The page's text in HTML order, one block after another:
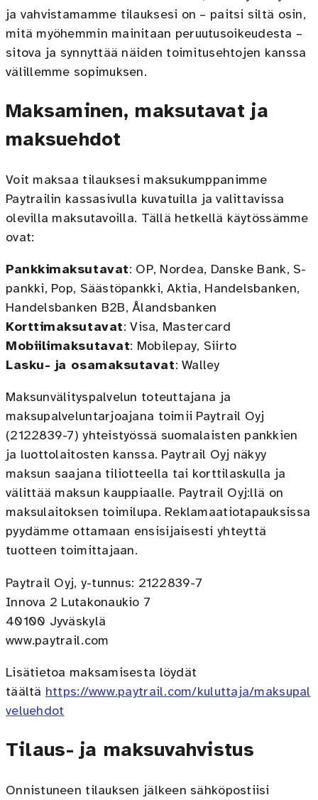
ja vahvistamamme tilauksesi on – paitsi siltä osin,
mitä myöhemmin mainitaan peruutusoikeudesta –
sitova ja synnyttää näiden toimitusehtojen kanssa
välillemme sopimuksen.
Maksaminen, maksutavat ja
maksuehdot
Voit maksaa tilauksesi maksukumppanimme
Paytrailin kassasivulla kuvatuilla ja valittavissa
olevilla maksutavoilla. Tällä hetkellä käytössämme
ovat:
Pankkimaksutavat: OP, Nordea, Danske Bank, S-
pankki, Pop, Säästöpankki, Aktia, Handelsbanken,
Handelsbanken B2B, Ålandsbanken
Korttimaksutavat: Visa, Mastercard
Mobiilimaksutavat: Mobilepay, Siirto
Lasku- ja osamaksutavat: Walley
Maksunvälityspalvelun toteuttajana ja
maksupalveluntarjoajana toimii Paytrail Oyj
(2122839-7) yhteistyössä suomalaisten pankkien
ja luottolaitosten kanssa. Paytrail Oyj näkyy
maksun saajana tiliotteella tai korttilaskulla ja
välittää maksun kauppiaalle. Paytrail Oyj:llä on
maksulaitoksen toimilupa. Reklamaatiotapauksissa
pyydämme ottamaan ensisijaisesti yhteyttä
tuotteen toimittajaan.
Paytrail Oyj, y-tunnus: 2122839-7
Innova 2 Lutakonaukio 7
40100 Jyväskylä
www.paytrail.com
Lisätietoa maksamisesta löydät
täältä https://www.paytrail.com/kuluttaja/maksupal
veluehdot
Tilaus- ja maksuvahvistus
Onnistuneen tilauksen jälkeen sähköpostiisi